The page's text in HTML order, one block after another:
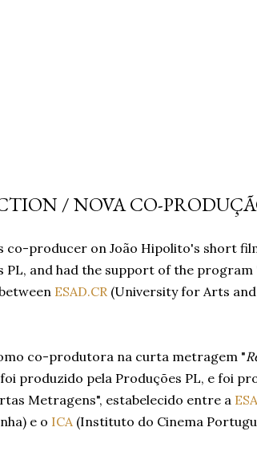
/ NOVA CO-
co-producer on João Hipolito's short
and had the support of the program
ESAD.CR (University for Arts
co-produtora na curta metragem "
produzido pela Produções PL, e foi
Metragens", estabelecido entre a
e o ICA (Instituto do Cinema